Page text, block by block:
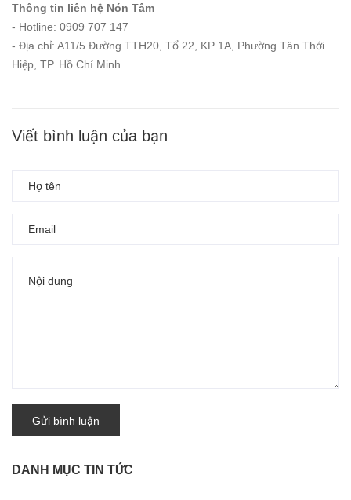
DANH MỤC TIN TỨC
Thông tin liên hệ Nón Tâm
- Hotline: 0909 707 147
- Địa chỉ: A11/5 Đường TTH20, Tổ 22, KP 1A, Phường Tân Thới
Hiệp, TP. Hồ Chí Minh
Viết bình luận của bạn
Gửi bình luận